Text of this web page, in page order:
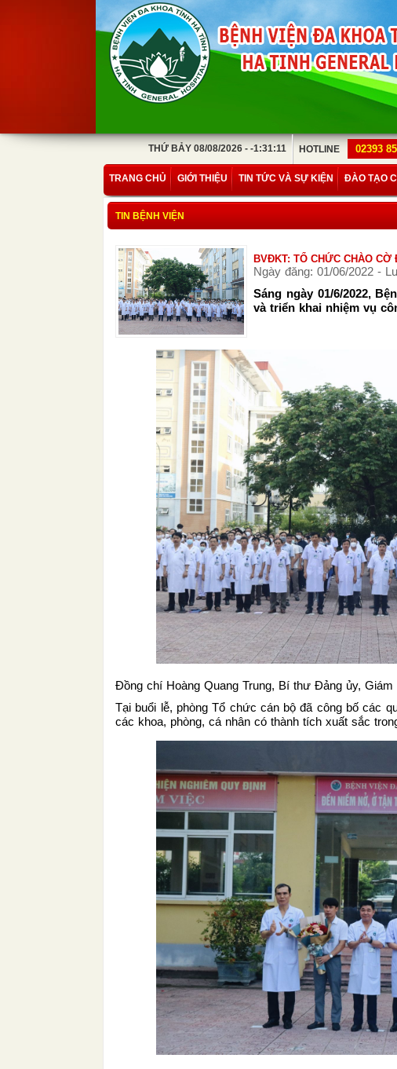
THỨ BẢY 08/08/2026 - -1:31:11 HOTLINE 02393
TRANG CHỦ GIỚI THIỆU TIN TỨC VÀ SỰ KIỆN ĐÀO TẠO
TIN BỆNH VIỆN
BVĐKT: TỔ CHỨC CHÀO CỜ
Ngày đăng: 01/06/2022 -
Sáng ngày 01/6/2022,
và triển khai nhiệm vụ
Đồng chí Hoàng Quang Trung, Bí thư Đảng ủy,
Tại buổi lễ, phòng Tổ chức cán bộ đã công bố các
các khoa, phòng, cá nhân có thành tích xuất sắc